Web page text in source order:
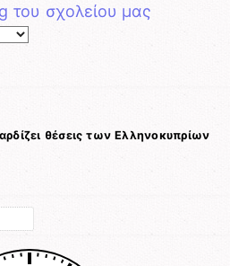
του σχολείου μας
θέσεις των Ελληνοκυπρίων